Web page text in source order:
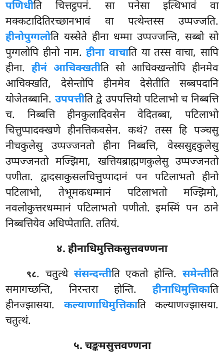
पणिधीति चित्तट्ठपनं. सा पनेसा इत्थिभावं वा
मक्कटादितिरच्छानभावं वा पत्थेन्तस्स उप्पज्जति.
हीनोपुग्गलोति यस्सेते हीना धम्मा उप्पज्जन्ति, सब्बो सो
पुग्गलोपि हीनो नाम.हीना वाचाति या तस्स वाचा, सापि
हीना.हीनं आचिक्खतीति सो आचिक्खन्तोपि हीनमेव
आचिक्खति, देसेन्तोपि हीनमेव देसेतीति सब्बपदानि
योजेतब्बानि. उपपत्तीति द्वे उपपत्तियो पटिलाभो च निब्बत्ति
च. निब्बत्ति हीनकुलादिवसेन वेदितब्बा, पटिलाभो
चित्तुप्पादक्खणे हीनत्तिकवसेन. कथं? तस्स हि पञ्चसु
नीचकुलेसु उप्पज्जनतो हीना निब्बत्ति, वेस्ससुद्दकुलेसु
उप्पज्जनतो मज्झिमा, खत्तियब्राह्मणकुलेसु उप्पज्जनतो
पणीता. द्वादसाकुसलचित्तुप्पादानं पन पटिलाभतो हीनो
पटिलाभो, तेभूमकधम्मानं पटिलाभतो मज्झिमो,
नवलोकुत्तरधम्मानं पटिलाभतो पणीतो. इमस्मिं पन ठाने
निब्बत्तियेव अधिप्पेताति. ततियं.
४. हीनाधिमुत्तिकसुत्तवण्णना
९८. चतुत्थे संसन्दन्तीति एकतो होन्ति. समेन्तीति
समागच्छन्ति, निरन्तरा होन्ति. हीनाधिमुत्तिकाति
हीनज्झासया. कल्याणाधिमुत्तिकाति कल्याणज्झासया.
चतुत्थं.
५. चङ्कमसुत्तवण्णना